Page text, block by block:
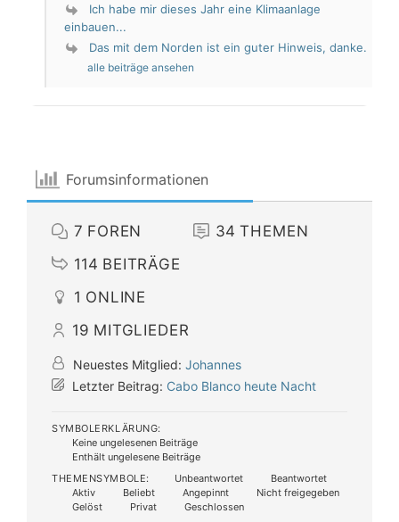
Ich habe mir dieses Jahr eine Klimaanlage
einbauen...
Das mit dem Norden ist ein guter Hinweis, danke.
alle beiträge ansehen
Forumsinformationen
7 FOREN 34 THEMEN
114 BEITRÄGE
1 ONLINE
19 MITGLIEDER
Neuestes Mitglied: Johannes
Letzter Beitrag: Cabo Blanco heute Nacht
SYMBOLERKLÄRUNG:
Keine ungelesenen Beiträge
Enthält ungelesene Beiträge
THEMENSYMBOLE:
Unbeantwortet
Beantwortet
Aktiv
Beliebt Angepinnt
Nicht freigegeben
Gelöst
Privat Geschlossen